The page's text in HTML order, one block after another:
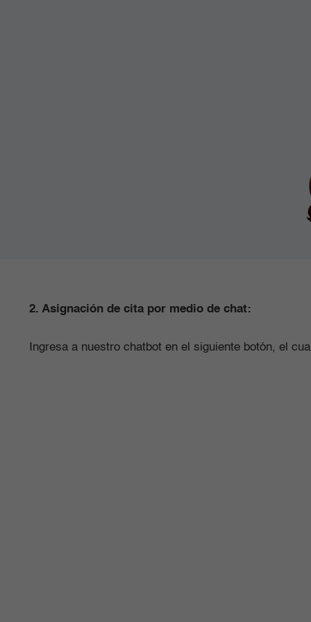
2. Asignación de cita por medio de chat:
Ingresa a nuestro chatbot en el siguiente botón, el